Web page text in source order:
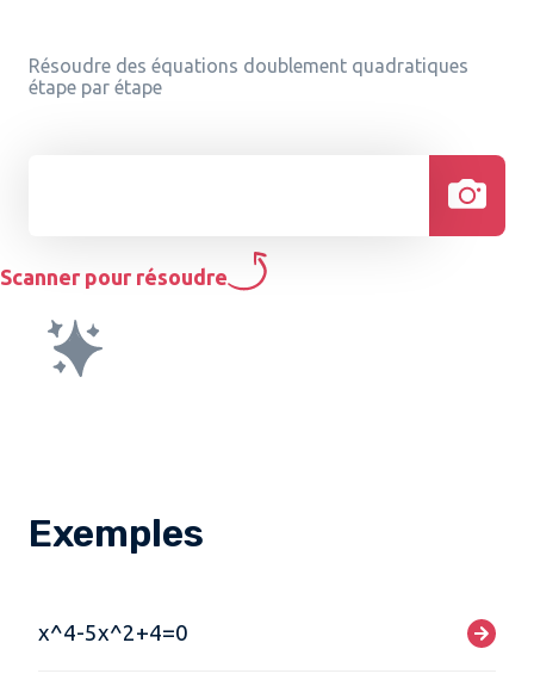
Résoudre des équations doublement quadratiques
étape par étape
Scanner pour résoudre
Exemples
x^4-5x^2+4=0